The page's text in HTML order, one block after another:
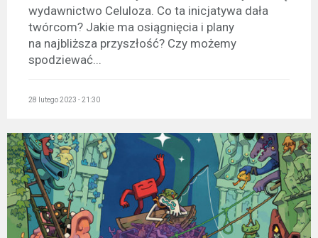
wydawnictwo Celuloza. Co ta inicjatywa dała
twórcom? Jakie ma osiągnięcia i plany
na najbliższa przyszłość? Czy możemy
spodziewać...
28 lutego 2023 - 21:30